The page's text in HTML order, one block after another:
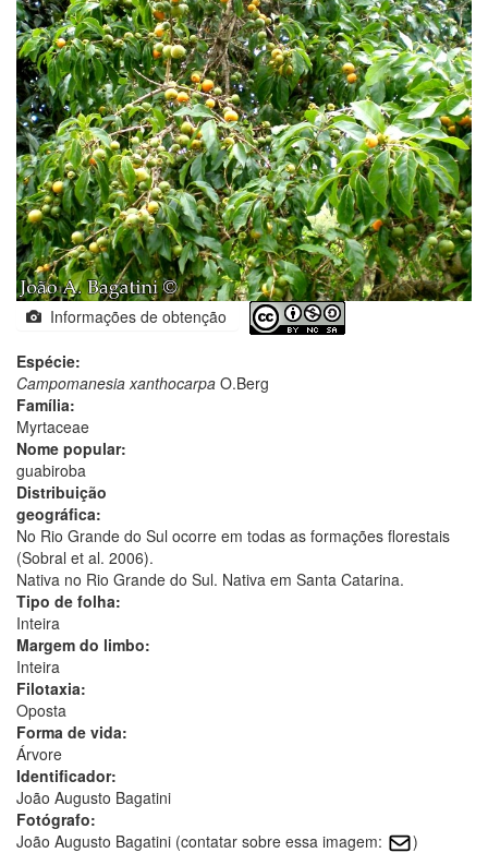
Informações de obtenção
Espécie:
Campomanesia xanthocarpa O.Berg
Família:
Myrtaceae
Nome popular:
guabiroba
Distribuição
geográfica:
No Rio Grande do Sul ocorre em todas as formações florestais
(Sobral et al. 2006).
Nativa no Rio Grande do Sul. Nativa em Santa Catarina.
Tipo de folha:
Inteira
Margem do limbo:
Inteira
Filotaxia:
Oposta
Forma de vida:
Árvore
Identificador:
João Augusto Bagatini
Fotógrafo:
João Augusto Bagatini (contatar sobre essa imagem:
)